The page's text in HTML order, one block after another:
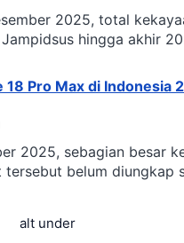
2025, total
hingga akhir
18 Pro Max di Indonesia
2025, sebagian besar
belum diungkap
alt under